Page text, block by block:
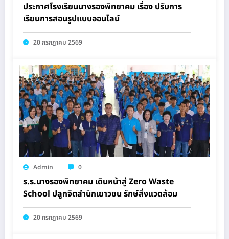
ประกาศโรงเรียนนางรองพิทยาคม เรื่อง ปรับการ
เรียนการสอนรูปแบบออนไลน์
20 กรกฎาคม 2569
Admin 0
ร.ร.นางรองพิทยาคม เดินหน้าสู่ Zero Waste
School ปลูกจิตสำนึกเยาวชน รักษ์สิ่งแวดล้อม
20 กรกฎาคม 2569